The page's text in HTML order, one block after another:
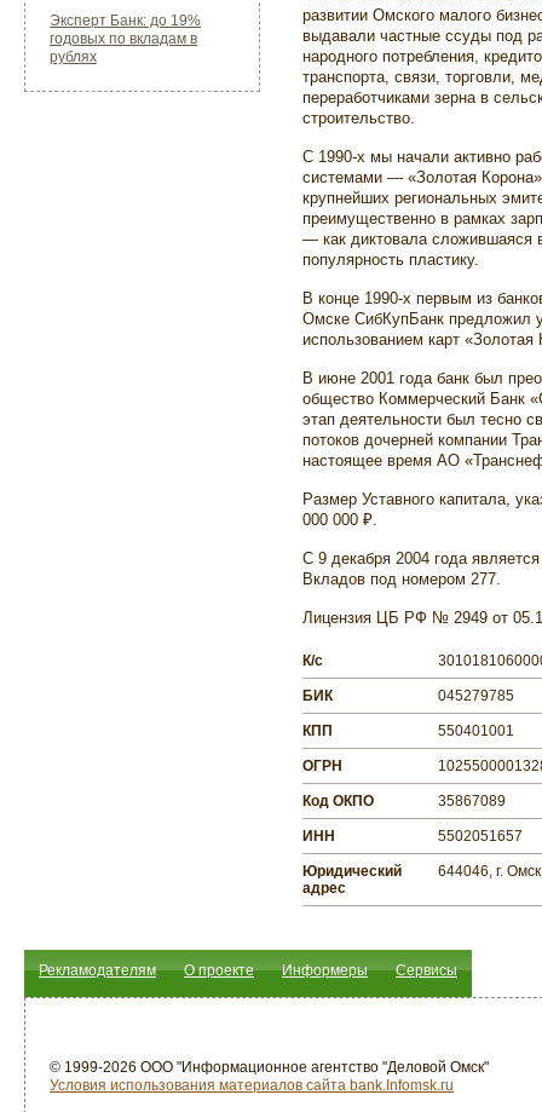
Эксперт Банк: до 19%
годовых по вкладам в
рублях
развитии Омского малого
выдавали частные ссуды под
народного потребления,
транспорта, связи, торговли,
переработчиками зерна в
строительство.
С 1990-х мы начали активно
системами — «Золотая
крупнейших региональных
преимущественно в рамках
— как диктовала сложившаяся
популярность пластику.
В конце 1990-х первым из
Омске СибКупБанк предложил
использованием карт «Золотая
В июне 2001 года банк был
общество Коммерческий Банк
этап деятельности был тесно
потоков дочерней компании
настоящее время АО
Размер Уставного капитала,
000 000 ₽.
С 9 декабря 2004 года
Вкладов под номером 277.
Лицензия ЦБ РФ № 2949 от
К/с
БИК 045279785
КПП 550401001
ОГРН
Код ОКПО 35867089
ИНН 5502051657
Юридический
адрес
644046, г.
Рекламодателям О проекте Информеры Сервисы
© 1999-2026 ООО "Информационное агентство "Деловой Омск"
Условия использования материалов сайта bank.Infomsk.ru